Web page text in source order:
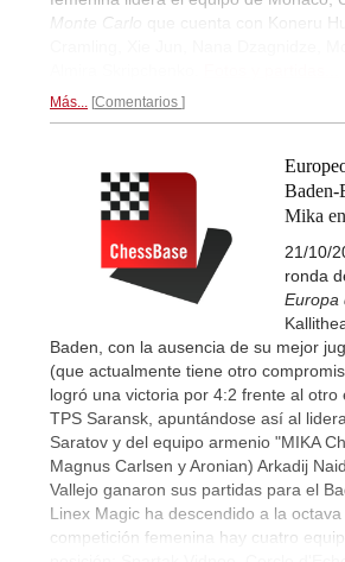
Monte Carlo
que cuenta con Koneru
Más... Comentarios
Baden-
Mika
21/10/
ronda
Europa
Baden, con la ausencia de su mejor
(que actualmente tiene otro
logró una victoria por 4:2 frente al otro
TPS Saransk, apuntándose así al
Saratov y del equipo armenio "MIKA
Magnus Carlsen y Aronian) Arkadij
Vallejo ganaron sus partidas para el
Linex Magic ha descendido a la
competición femenina hay cuatro